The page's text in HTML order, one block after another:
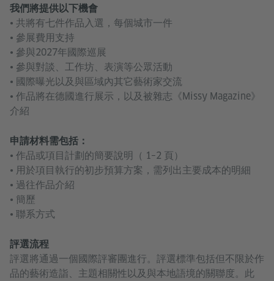
我們將提供以下機會
• 共將有七件作品入選，每個城市一件
• 參展費用支持
• 參與2027年國際巡展
• 參與對談、工作坊、表演等公眾活動
• 國際曝光以及與區域內其它藝術家交流
• 作品將在德國進行展示，以及被雜志《Missy Magazine》
介紹
申請材料需包括：
• 作品或項目計劃的簡要說明（ 1–2 頁）
• 用於項目執行的初步預算方案，需列出主要成本的明細
• 過往作品介紹
• 簡歷
• 聯系方式
評選流程
評選將通過一個國際評審團進行。評選標準包括但不限於作
品的藝術造詣、主題相關性以及與本地語境的關聯度。此